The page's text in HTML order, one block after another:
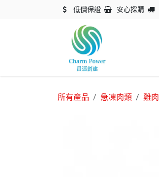
低價保證 安心採購
所有產品 急凍肉類 雞肉